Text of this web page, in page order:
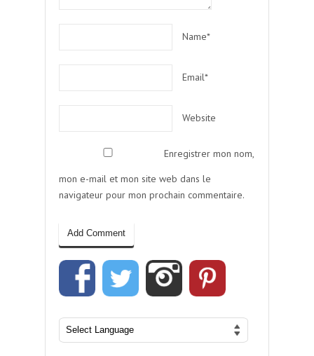
Name*
Email*
Website
Enregistrer mon nom,
mon e-mail et mon site web dans le
navigateur pour mon prochain commentaire.